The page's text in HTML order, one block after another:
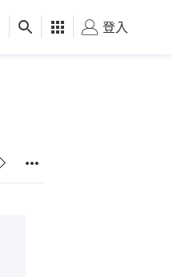
健康 好食玩飛
登入